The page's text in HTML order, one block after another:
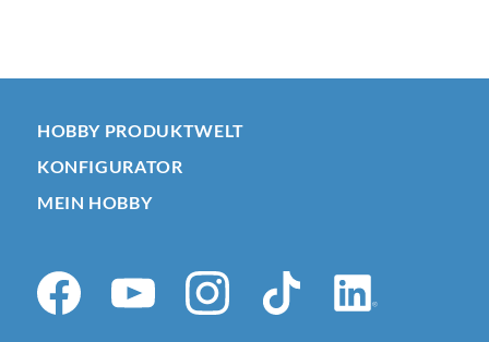
HOBBY PRODUKTWELT
KONFIGURATOR
MEIN HOBBY